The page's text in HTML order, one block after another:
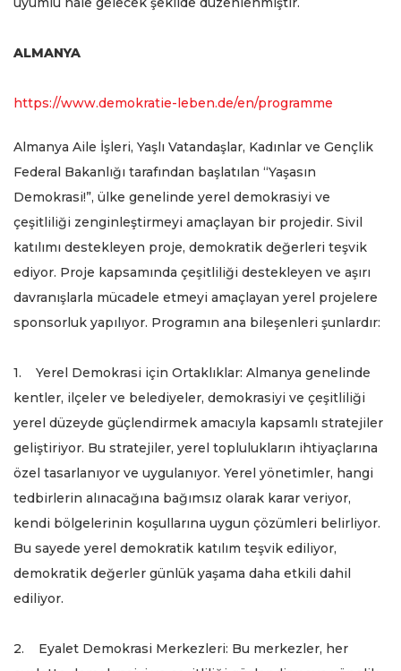
ALMANYA
https://www.demokratie-leben.de/en/programme
Almanya Aile İşleri, Yaşlı Vatandaşlar, Kadınlar ve Gençlik
Federal Bakanlığı tarafından başlatılan “Yaşasın
Demokrasi!”, ülke genelinde yerel demokrasiyi ve
çeşitliliği zenginleştirmeyi amaçlayan bir projedir. Sivil
katılımı destekleyen proje, demokratik değerleri teşvik
ediyor. Proje kapsamında çeşitliliği destekleyen ve aşırı
davranışlarla mücadele etmeyi amaçlayan yerel projelere
sponsorluk yapılıyor. Programın ana bileşenleri şunlardır:
1. Yerel Demokrasi için Ortaklıklar: Almanya genelinde
kentler, ilçeler ve belediyeler, demokrasiyi ve çeşitliliği
yerel düzeyde güçlendirmek amacıyla kapsamlı stratejiler
geliştiriyor. Bu stratejiler, yerel toplulukların ihtiyaçlarına
özel tasarlanıyor ve uygulanıyor. Yerel yönetimler, hangi
tedbirlerin alınacağına bağımsız olarak karar veriyor,
kendi bölgelerinin koşullarına uygun çözümleri belirliyor.
Bu sayede yerel demokratik katılım teşvik ediliyor,
demokratik değerler günlük yaşama daha etkili dahil
ediliyor.
2. Eyalet Demokrasi Merkezleri: Bu merkezler, her